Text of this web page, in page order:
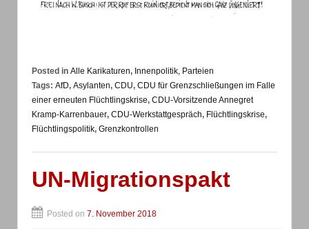
Posted in Alle Karikaturen, Innenpolitik, Parteien
Tags: AfD, Asylanten, CDU, CDU für Grenzschließungen im Falle
einer erneuten Flüchtlingskrise, CDU-Vorsitzende Annegret
Kramp-Karrenbauer, CDU-Werkstattgespräch, Flüchtlingskrise,
Flüchtlingspolitik, Grenzkontrollen
UN-Migrationspakt
Posted on 7. November 2018